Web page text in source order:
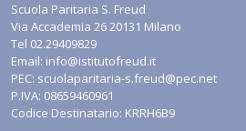
Scuola Paritaria S. Freud
Via Accademia 26 20131 Milano
Tel 02.29409829
Email: info@istitutofreud.it
PEC: scuolaparitaria-s.freud@pec.net
P.IVA: 08659460961
Codice Destinatario: KRRH6B9